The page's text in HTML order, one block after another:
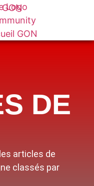
DE
articles de
classés par